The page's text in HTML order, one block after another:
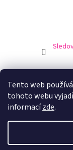
Tento web
tohoto webu
informacízde.